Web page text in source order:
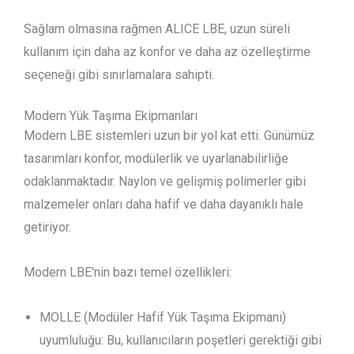
Sağlam olmasına rağmen ALICE LBE, uzun süreli
kullanım için daha az konfor ve daha az özelleştirme
seçeneği gibi sınırlamalara sahipti.
Modern Yük Taşıma Ekipmanları
Modern LBE sistemleri uzun bir yol kat etti. Günümüz
tasarımları konfor, modülerlik ve uyarlanabilirliğe
odaklanmaktadır. Naylon ve gelişmiş polimerler gibi
malzemeler onları daha hafif ve daha dayanıklı hale
getiriyor.
Modern LBE'nin bazı temel özellikleri:
MOLLE (Modüler Hafif Yük Taşıma Ekipmanı)
uyumluluğu: Bu, kullanıcıların poşetleri gerektiği gibi